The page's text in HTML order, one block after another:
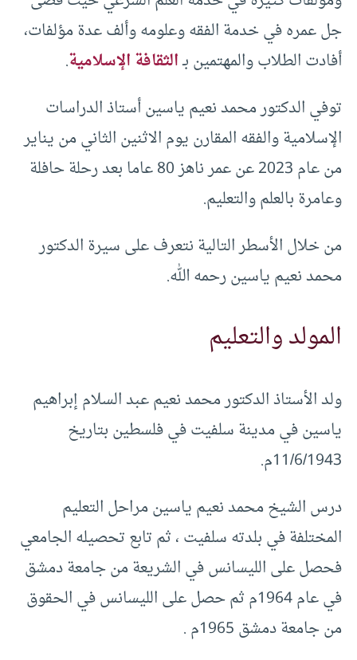
جل عمره في خدمة الفقه وعلومه وألف عدة مؤلفات،
أفادت الطلاب والمهتمين بـالثقافة الإسلامية.
توفي الدكتور محمد نعيم ياسين أستاذ الدراسات
الإسلامية والفقه المقارن يوم الاثنين الثاني من يناير
من عام 2023 عن عمر ناهز 80 عاما بعد رحلة حافلة
وعامرة بالعلم والتعليم.
من خلال الأسطر التالية نتعرف على سيرة الدكتور
محمد نعيم ياسين رحمه الله.
المولد والتعليم
ولد الأستاذ الدكتور محمد نعيم عبد السلام إبراهيم
ياسين في مدينة سلفيت في فلسطين بتاريخ
11/6/1943م.
درس الشيخ محمد نعيم ياسين مراحل التعليم
المختلفة في بلدته سلفيت ، ثم تابع تحصيله الجامعي
فحصل على الليسانس في الشريعة من جامعة دمشق
في عام 1964م ثم حصل على الليسانس في الحقوق
من جامعة دمشق 1965م .